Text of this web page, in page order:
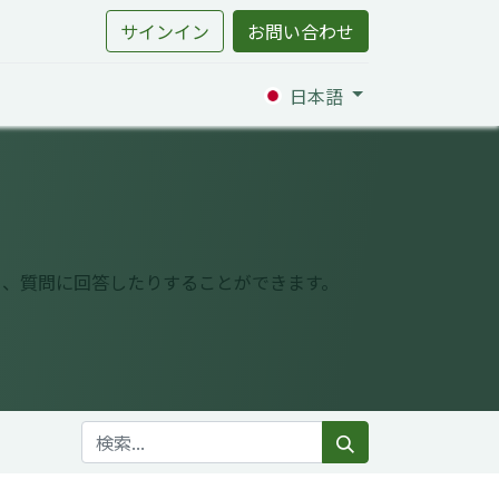
サインイン お問い合わせ
日本語
問に回答したりすることができます。